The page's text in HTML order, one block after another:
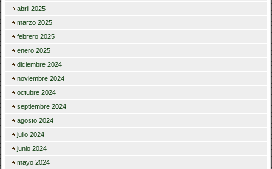
abril 2025
marzo 2025
febrero 2025
enero 2025
diciembre 2024
noviembre 2024
octubre 2024
septiembre 2024
agosto 2024
julio 2024
junio 2024
mayo 2024